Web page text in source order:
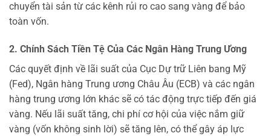
chuyển tài sản từ các kênh rủi ro cao sang vàng để bảo
toàn vốn.
2. Chính Sách Tiền Tệ Của Các Ngân Hàng Trung Ương
Các quyết định về lãi suất của Cục Dự trữ Liên bang Mỹ
(Fed), Ngân hàng Trung ương Châu Âu (ECB) và các ngân
hàng trung ương lớn khác sẽ có tác động trực tiếp đến giá
vàng. Nếu lãi suất tăng, chi phí cơ hội của việc nắm giữ
vàng (vốn không sinh lời) sẽ tăng lên, có thể gây áp lực